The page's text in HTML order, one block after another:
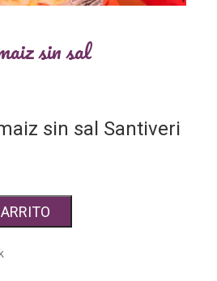
sin sal
sin sal Santiveri